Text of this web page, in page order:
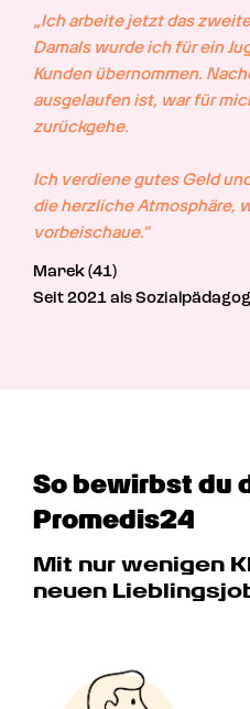
„Ich arbeite jetzt das
Damals wurde ich für ein
Kunden übernommen.
ausgelaufen ist, war für
zurückgehe.
Ich verdiene gutes Geld
die herzliche Atmosphäre,
vorbeischaue."
Marek (41)
Seit 2021 als
So bewirbst du
Promedis24
Mit nur wenigen
neuen